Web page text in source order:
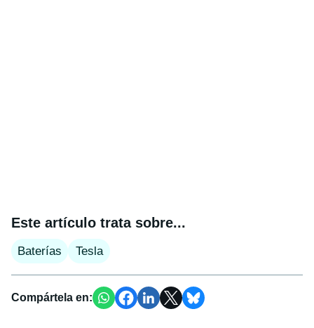
Este artículo trata sobre...
Baterías Tesla
Compártela en: